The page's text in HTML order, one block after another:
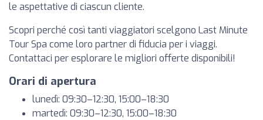
le aspettative di ciascun cliente.
Scopri perché così tanti viaggiatori scelgono Last Minute
Tour Spa come loro partner di fiducia per i viaggi.
Contattaci per esplorare le migliori offerte disponibili!
Orari di apertura
lunedì: 09:30–12:30, 15:00–18:30
martedì: 09:30–12:30, 15:00–18:30